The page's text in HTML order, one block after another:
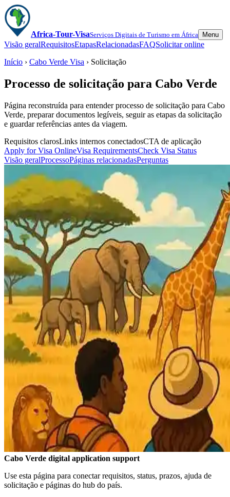
Africa-Tour-VisaServiços Digitais de Turismo em África Menu
Visão geralRequisitosEtapasRelacionadasFAQSolicitar online
Início › Cabo Verde Visa › Solicitação
Processo de solicitação para Cabo Verde
Página reconstruída para entender processo de solicitação para Cabo
Verde, preparar documentos legíveis, seguir as etapas da solicitação
e guardar referências antes da viagem.
Requisitos clarosLinks internos conectadosCTA de aplicação
Apply for Visa OnlineVisa RequirementsCheck Visa Status
Visão geralProcessoPáginas relacionadasPerguntas
Cabo Verde digital application support
Use esta página para conectar requisitos, status, prazos, ajuda de
solicitação e páginas do hub do país.